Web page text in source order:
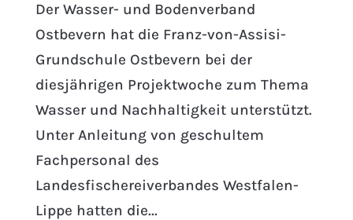
Der Wasser- und Bodenverband
Ostbevern hat die Franz-von-Assisi-
Grundschule Ostbevern bei der
diesjährigen Projektwoche zum Thema
Wasser und Nachhaltigkeit unterstützt.
Unter Anleitung von geschultem
Fachpersonal des
Landesfischereiverbandes Westfalen-
Lippe hatten die...